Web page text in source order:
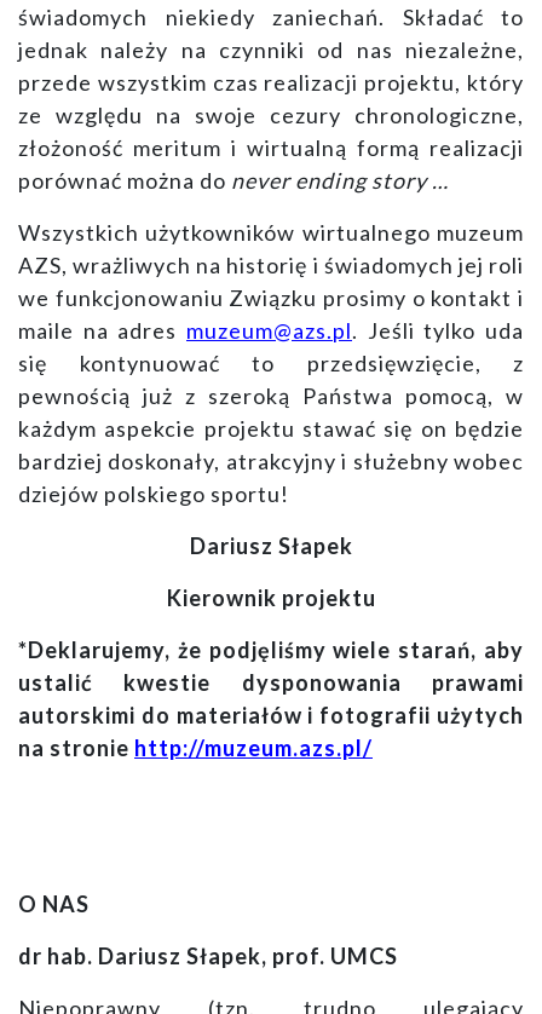
świadomych niekiedy zaniechań. Składać to
jednak należy na czynniki od nas niezależne,
przede wszystkim czas realizacji projektu, który
ze względu na swoje cezury chronologiczne,
złożoność meritum i wirtualną formą realizacji
porównać można do never ending story …
Wszystkich użytkowników wirtualnego muzeum
AZS, wrażliwych na historię i świadomych jej roli
we funkcjonowaniu Związku prosimy o kontakt i
maile na adres muzeum@azs.pl. Jeśli tylko uda
się kontynuować to przedsięwzięcie, z
pewnością już z szeroką Państwa pomocą, w
każdym aspekcie projektu stawać się on będzie
bardziej doskonały, atrakcyjny i służebny wobec
dziejów polskiego sportu!
Dariusz Słapek
Kierownik projektu
*Deklarujemy, że podjęliśmy wiele starań, aby
ustalić kwestie dysponowania prawami
autorskimi do materiałów i fotografii użytych
na stronie http://muzeum.azs.pl/
O NAS
dr hab. Dariusz Słapek, prof. UMCS
Niepoprawny (tzn. trudno ulegający